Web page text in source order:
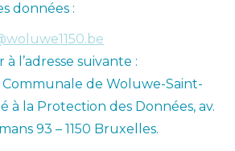
données :
l’adresse suivante :
de Woluwe-Saint-
à la Protection des Données, av.
93 – 1150 Bruxelles.